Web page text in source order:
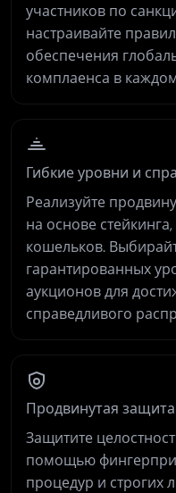
участников по
настраивайте
обеспечения
комплаенса в
Гибкие уровни и
Реализуйте
на основе
кошельков.
гарантированных
аукционов для
справедливого
Продвинутая
Защитите
помощью
процедур и строгих